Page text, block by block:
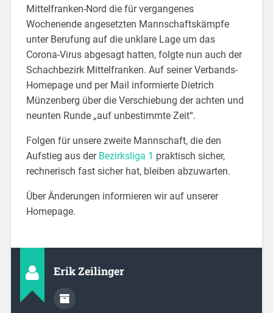
Mittelfranken-Nord die für vergangenes
Wochenende angesetzten Mannschaftskämpfe
unter Berufung auf die unklare Lage um das
Corona-Virus abgesagt hatten, folgte nun auch der
Schachbezirk Mittelfranken. Auf seiner Verbands-
Homepage und per Mail informierte Dietrich
Münzenberg über die Verschiebung der achten und
neunten Runde „auf unbestimmte Zeit“.
Folgen für unsere zweite Mannschaft, die den
Aufstieg aus der Bezirksliga 1 praktisch sicher,
rechnerisch fast sicher hat, bleiben abzuwarten.
Über Änderungen informieren wir auf unserer
Homepage.
Erik Zeilinger